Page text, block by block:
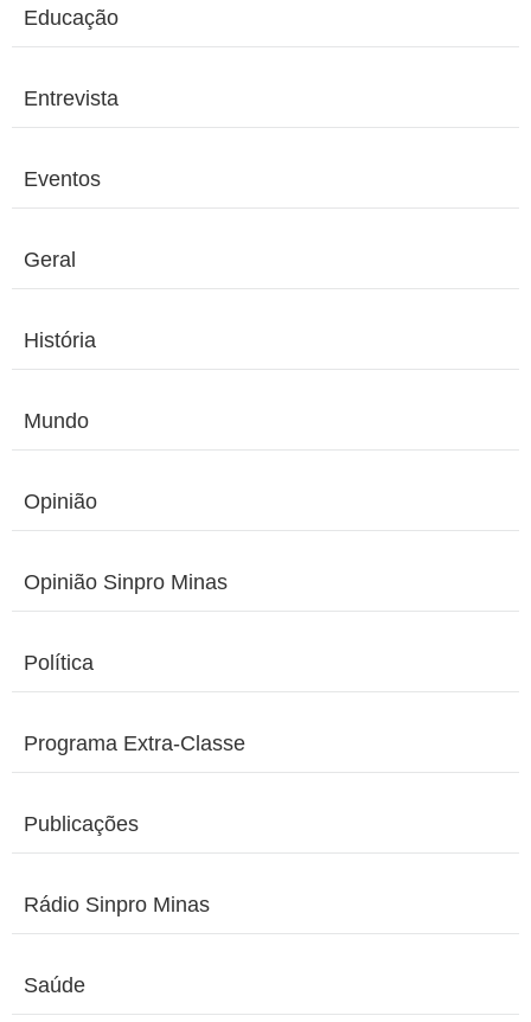
Educação
Entrevista
Eventos
Geral
História
Mundo
Opinião
Opinião Sinpro Minas
Política
Programa Extra-Classe
Publicações
Rádio Sinpro Minas
Saúde